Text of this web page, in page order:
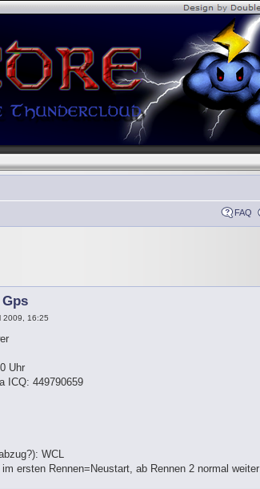
FAQ
Gps
2009, 16:25
Uhr
ICQ: 449790659
WCL
ersten Rennen=Neustart, ab Rennen 2 normal weiter